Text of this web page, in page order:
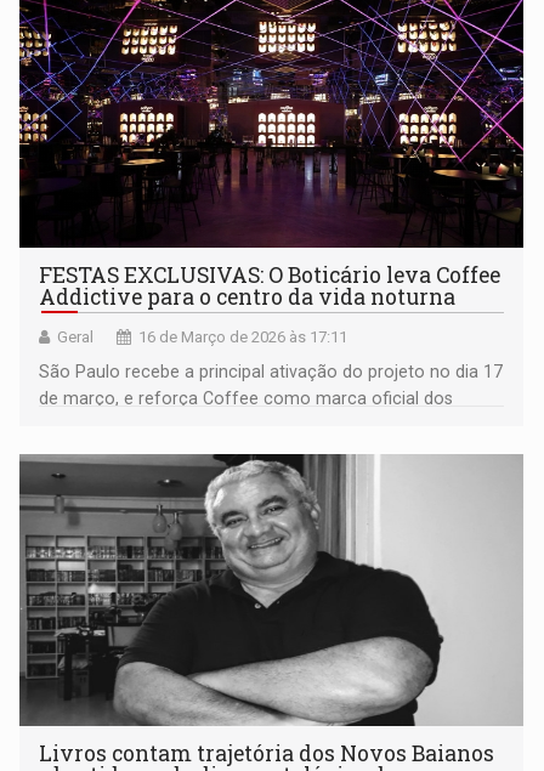
FESTAS EXCLUSIVAS: O Boticário leva Coffee
Addictive para o centro da vida noturna
Geral 16 de Março de 2026 às 17:11
São Paulo recebe a principal ativação do projeto no dia 17
de março, e reforça Coffee como marca oficial dos
território da música eletrônica
Livros contam trajetória dos Novos Baianos